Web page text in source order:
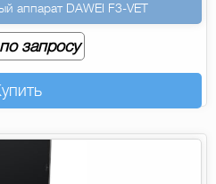
аппарат DAWEI F3-VET
запросу